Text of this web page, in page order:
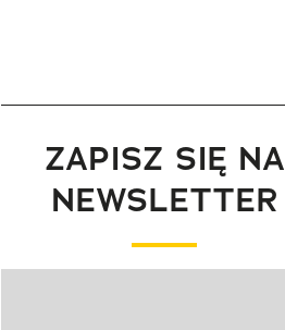
ZAPISZ SIĘ NA
NEWSLETTER